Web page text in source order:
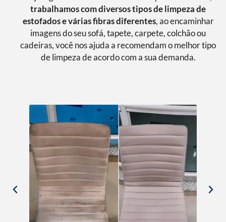
trabalhamos com diversos tipos de limpeza de
estofados e várias fibras diferentes, ao encaminhar
imagens do seu sofá, tapete, carpete, colchão ou
cadeiras, você nos ajuda a recomendam o melhor tipo
de limpeza de acordo com a sua demanda.